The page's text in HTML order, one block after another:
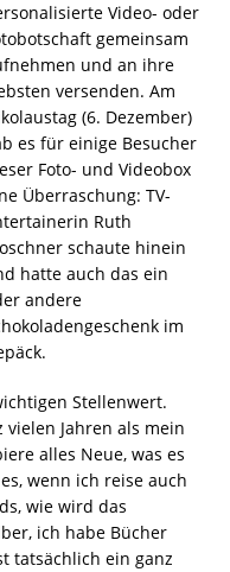
Video- oder
gemeinsam
und an ihre
versenden. Am
(6. Dezember)
es für einige Besucher
Foto- und Videobox
Überraschung: TV-
Ruth
schaute hinein
hatte auch das ein
andere
im
Stellenwert.
vielen Jahren als mein
alles Neue, was es
wenn ich reise auch
wie wird das
ich habe Bücher
tatsächlich ein ganz